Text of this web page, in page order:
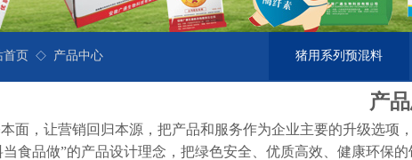
首页 ◇ 产品中心 猪用系列预混料
产
面 ，让营销回归本源 ，把产品和服务作为企业主要的升级选项
当食品做”的产品设计理念，把绿色安全、优质高效、健康环保的